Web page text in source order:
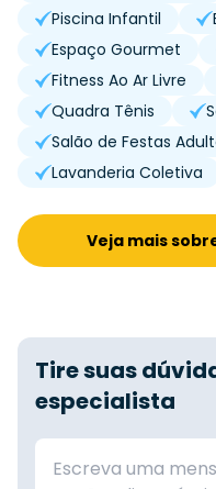
Piscina Infantil
Espaço Gourmet
Fitness Ao Ar Livre
Quadra Tênis
Salão de Festas
Lavanderia Coletiva
Veja mais
Tire suas
especialista